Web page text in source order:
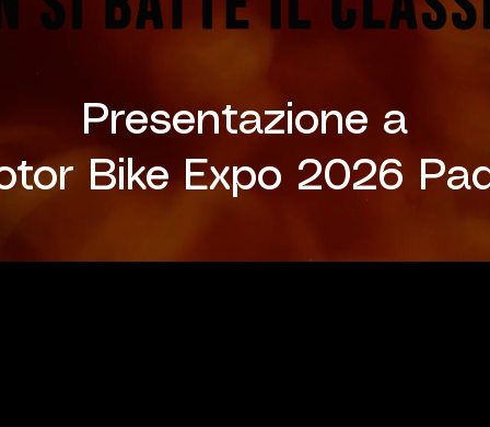
Presentazione a
Bike Expo 2026